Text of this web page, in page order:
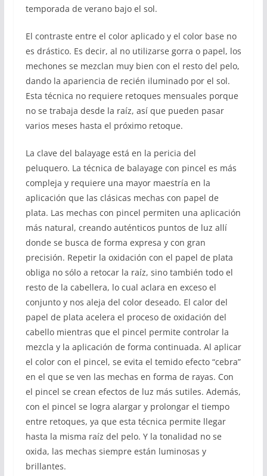
temporada de verano bajo el sol.
El contraste entre el color aplicado y el color base no
es drástico. Es decir, al no utilizarse gorra o papel, los
mechones se mezclan muy bien con el resto del pelo,
dando la apariencia de recién iluminado por el sol.
Esta técnica no requiere retoques mensuales porque
no se trabaja desde la raíz, así que pueden pasar
varios meses hasta el próximo retoque.
La clave del balayage está en la pericia del
peluquero. La técnica de balayage con pincel es más
compleja y requiere una mayor maestría en la
aplicación que las clásicas mechas con papel de
plata. Las mechas con pincel permiten una aplicación
más natural, creando auténticos puntos de luz allí
donde se busca de forma expresa y con gran
precisión. Repetir la oxidación con el papel de plata
obliga no sólo a retocar la raíz, sino también todo el
resto de la cabellera, lo cual aclara en exceso el
conjunto y nos aleja del color deseado. El calor del
papel de plata acelera el proceso de oxidación del
cabello mientras que el pincel permite controlar la
mezcla y la aplicación de forma continuada. Al aplicar
el color con el pincel, se evita el temido efecto “cebra”
en el que se ven las mechas en forma de rayas. Con
el pincel se crean efectos de luz más sutiles. Además,
con el pincel se logra alargar y prolongar el tiempo
entre retoques, ya que esta técnica permite llegar
hasta la misma raíz del pelo. Y la tonalidad no se
oxida, las mechas siempre están luminosas y
brillantes.